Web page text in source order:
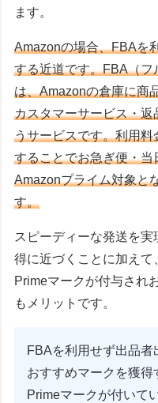
ます。
Amazonの場合、FBAを
する近道です。FBA（フ
は、Amazonの倉庫に商
カスタマーサービス・
うサービスです。利用
することでお急ぎ便・
Amazonプライム対象と
す。
スピーディーな発送を
得に近づくことに加え
Primeマークが付与され
もメリットです。
FBAを利用せず出品
おすすめマークを獲得
Primeマークが付いて